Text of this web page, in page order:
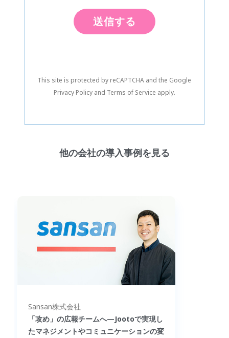
This site is protected by reCAPTCHA and the Google
Privacy Policyand Terms of Service apply.
他の会社の導入事例を見る
Sansan株式会社
「攻め」の広報チームへ—Jootoで実現し
たマネジメントやコミュニケーションの変